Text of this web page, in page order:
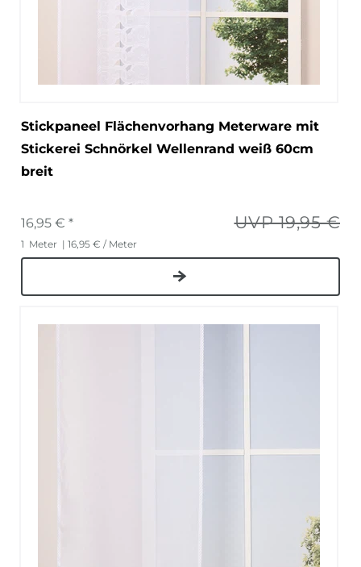
Stickpaneel Flächenvorhang Meterware mit
Stickerei Schnörkel Wellenrand weiß 60cm
breit
UVP 19,95 €
16,95 € *
1 Meter | 16,95 € / Meter